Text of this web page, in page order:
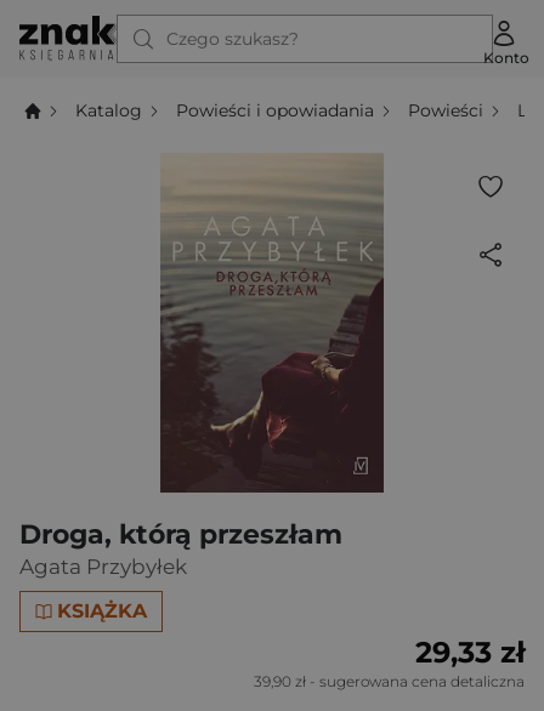
Czego szukasz?
Konto
Katalog Powieści i opowiadania Powieści
Droga, którą przeszłam
Agata Przybyłek
KSIĄŻKA
29,33 zł
39,90 zł - sugerowana cena detaliczna